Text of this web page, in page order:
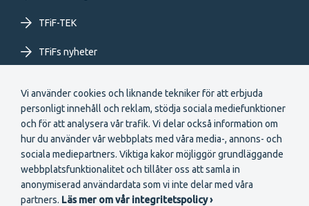
Vi använder cookies och liknande tekniker för att erbjuda
personligt innehåll och reklam, stödja sociala mediefunktioner
och för att analysera vår trafik. Vi delar också information om
hur du använder vår webbplats med våra media-, annons- och
sociala mediepartners. Viktiga kakor möjliggör grundläggande
webbplatsfunktionalitet och tillåter oss att samla in
anonymiserad användardata som vi inte delar med våra
partners. Läs mer om vår integritetspolicy ›
TFiF-TEK
TFiFs nyheter
Secondary
Bli medlem